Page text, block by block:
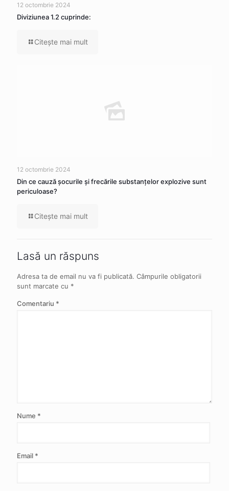
12 octombrie 2024
Diviziunea 1.2 cuprinde:
Citeşte mai mult
12 octombrie 2024
Din ce cauză şocurile şi frecările substanţelor explozive sunt
periculoase?
Citeşte mai mult
Lasă un răspuns
Adresa ta de email nu va fi publicată. Câmpurile obligatorii
sunt marcate cu *
Comentariu *
Nume *
Email *